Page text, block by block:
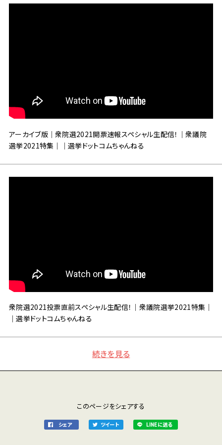
アーカイブ版｜衆院選2021開票速報スペシャル生配信！｜衆議院
選挙2021特集｜｜選挙ドットコムちゃんねる
衆院選2021投票直前スペシャル生配信！｜衆議院選挙2021特集｜
｜選挙ドットコムちゃんねる
続きを見る
このページをシェアする
シェア ツイート LINEに送る